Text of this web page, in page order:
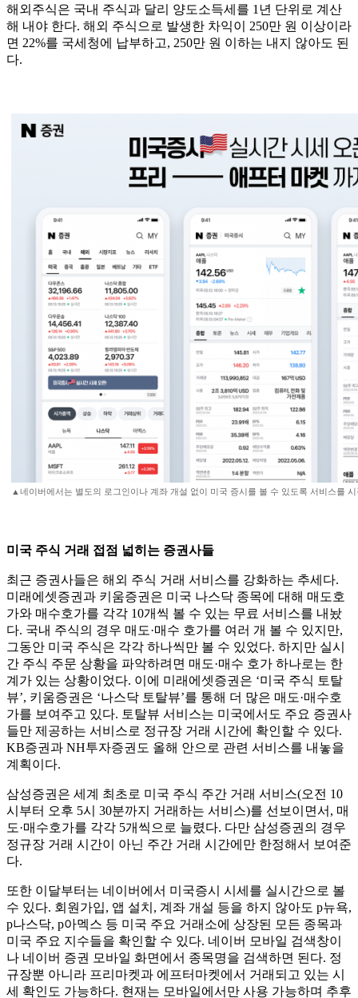
해외주식은 국내 주식과 달리 양도소득세를 1년 단위로 계산
해 내야 한다. 해외 주식으로 발생한 차익이 250만 원 이상이라
면 22%를 국세청에 납부하고, 250만 원 이하는 내지 않아도 된
다.
▲네이버에서는 별도의 로그인이나 계좌 개설 없이 미국 증시를 볼 수 있도록 서비스를
미국 주식 거래 접점 넓히는 증권사들
최근 증권사들은 해외 주식 거래 서비스를 강화하는 추세다.
미래에셋증권과 키움증권은 미국 나스닥 종목에 대해 매도호
가와 매수호가를 각각 10개씩 볼 수 있는 무료 서비스를 내놨
다. 국내 주식의 경우 매도·매수 호가를 여러 개 볼 수 있지만,
그동안 미국 주식은 각각 하나씩만 볼 수 있었다. 하지만 실시
간 주식 주문 상황을 파악하려면 매도·매수 호가 하나로는 한
계가 있는 상황이었다. 이에 미래에셋증권은 ‘미국 주식 토탈
뷰’, 키움증권은 ‘나스닥 토탈뷰’를 통해 더 많은 매도·매수호
가를 보여주고 있다. 토탈뷰 서비스는 미국에서도 주요 증권사
들만 제공하는 서비스로 정규장 거래 시간에 확인할 수 있다.
KB증권과 NH투자증권도 올해 안으로 관련 서비스를 내놓을
계획이다.
삼성증권은 세계 최초로 미국 주식 주간 거래 서비스(오전 10
시부터 오후 5시 30분까지 거래하는 서비스)를 선보이면서, 매
도·매수호가를 각각 5개씩으로 늘렸다. 다만 삼성증권의 경우
정규장 거래 시간이 아닌 주간 거래 시간에만 한정해서 보여준
다.
또한 이달부터는 네이버에서 미국증시 시세를 실시간으로 볼
수 있다. 회원가입, 앱 설치, 계좌 개설 등을 하지 않아도 p뉴욕,
p나스닥, p아멕스 등 미국 주요 거래소에 상장된 모든 종목과
미국 주요 지수들을 확인할 수 있다. 네이버 모바일 검색창이
나 네이버 증권 모바일 화면에서 종목명을 검색하면 된다. 정
규장뿐 아니라 프리마켓과 에프터마켓에서 거래되고 있는 시
세 확인도 가능하다. 현재는 모바일에서만 사용 가능하며 추후